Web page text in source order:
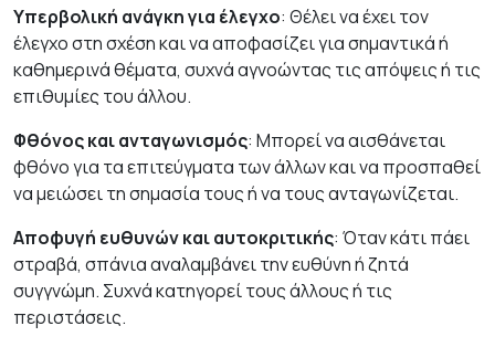
Υπερβολική ανάγκη για έλεγχο: Θέλει να έχει τον
έλεγχο στη σχέση και να αποφασίζει για σημαντικά ή
καθημερινά θέματα, συχνά αγνοώντας τις απόψεις ή τις
επιθυμίες του άλλου.
Φθόνος και ανταγωνισμός: Μπορεί να αισθάνεται
φθόνο για τα επιτεύγματα των άλλων και να προσπαθεί
να μειώσει τη σημασία τους ή να τους ανταγωνίζεται.
Αποφυγή ευθυνών και αυτοκριτικής: Όταν κάτι πάει
στραβά, σπάνια αναλαμβάνει την ευθύνη ή ζητά
συγγνώμη. Συχνά κατηγορεί τους άλλους ή τις
περιστάσεις.